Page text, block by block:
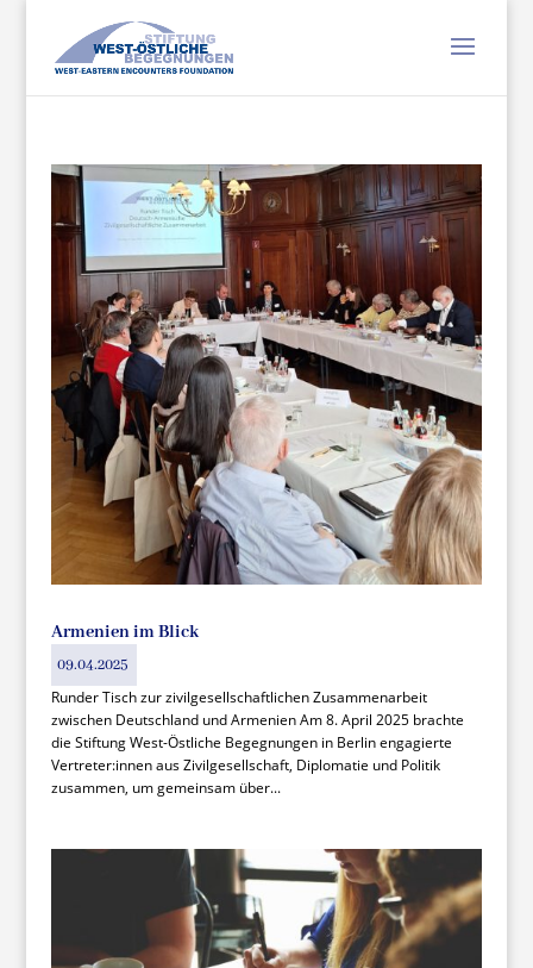
Armenien im Blick
09.04.2025
Runder Tisch zur zivilgesellschaftlichen Zusammenarbeit
zwischen Deutschland und Armenien Am 8. April 2025 brachte
die Stiftung West-Östliche Begegnungen in Berlin engagierte
Vertreter:innen aus Zivilgesellschaft, Diplomatie und Politik
zusammen, um gemeinsam über...